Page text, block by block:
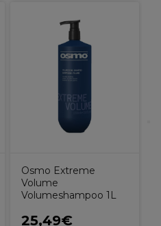
Osmo Extreme
Volume
Volumeshampoo 1L
25,49€